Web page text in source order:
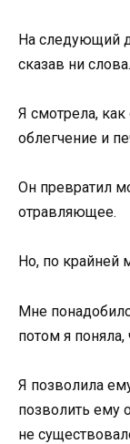
На следующий
сказав ни слова.
Я смотрела,
облегчение и
Он превратил
отравляющее.
Но, по крайней
Мне
потом я поняла,
Я позволила
позволить ему
не